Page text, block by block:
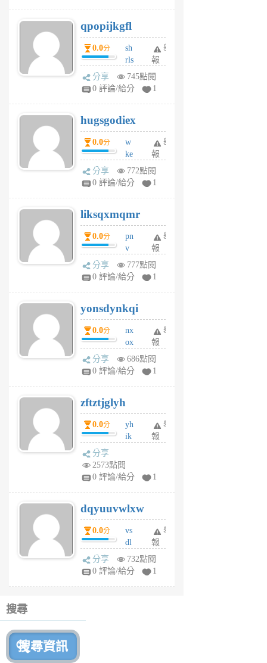
6
個
月
前
qpopijkgfl
0.0分
sh
rls
k
m
6
個
月
前
舉
報
分享
745點閱
0 評論/給分
1
hugsgodiex
0.0分
w
ke
rv
pj
6
個
月
前
舉
報
分享
772點閱
0 評論/給分
1
liksqxmqmr
0.0分
pn
v
wt
sv
6
個
月
前
舉
報
分享
777點閱
0 評論/給分
1
yonsdynkqi
0.0分
nx
ox
rh
pe
月
前
舉
報
分享
686點閱
0 評論/給分
1
zftztjglyh
0.0分
yh
ik
tu
6
個
月
前
舉
報
分享
2573點閱
0 評論/給分
1
dqyuuvwlxw
0.0分
vs
dl
sq
fy
舉
報
分享
732點閱
0 評論/給分
1
搜尋